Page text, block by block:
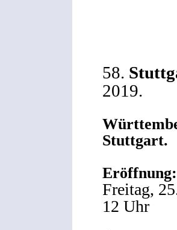
58.
2019.
Stuttgart.
Eröffnung:
Freitag,
12 Uhr